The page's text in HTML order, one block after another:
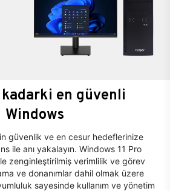
en güvenli
Windows
güvenlik ve en cesur hedeflerinize
ile anı yakalayın. Windows 11 Pro
zenginleştirilmiş verimlilik ve görev
ve donanımlar dahil olmak üzere
sayesinde kullanım ve yönetim